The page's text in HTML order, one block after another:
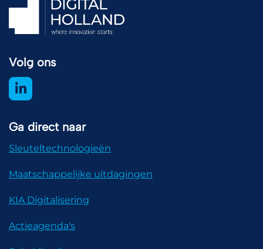
Volg ons
Ga direct naar
Sleuteltechnologieën
Maatschappelijke uitdagingen
KIA Digitalisering
Actieagenda's